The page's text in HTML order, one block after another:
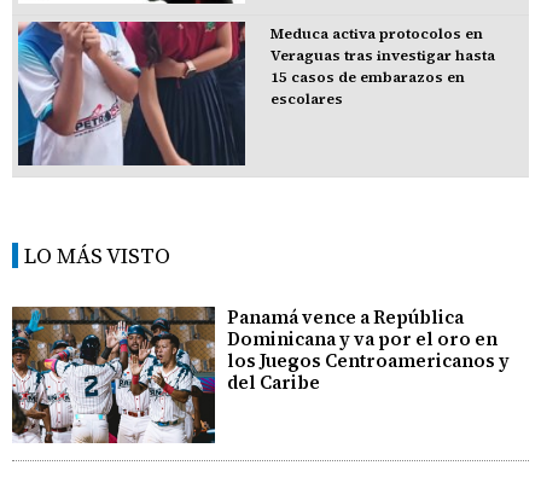
Meduca activa protocolos en
Veraguas tras investigar hasta
15 casos de embarazos en
escolares
LO MÁS VISTO
Panamá vence a República
Dominicana y va por el oro en
los Juegos Centroamericanos y
del Caribe